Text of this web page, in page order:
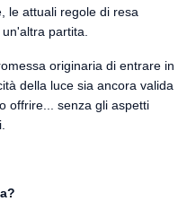
le attuali regole di resa
partita.
originaria di entrare in
della luce sia ancora valida
offrire... senza gli aspetti